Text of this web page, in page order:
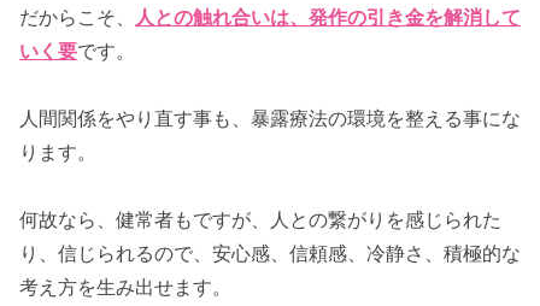
だからこそ、 人との触れ合いは、発作の引き金を解消して
いく要です。
人間関係をやり直す事も、暴露療法の環境を整える事にな
ります。
何故なら、健常者もですが、人との繋がりを感じられた
り、信じられるので、安心感、信頼感、冷静さ、積極的な
考え方を生み出せます。